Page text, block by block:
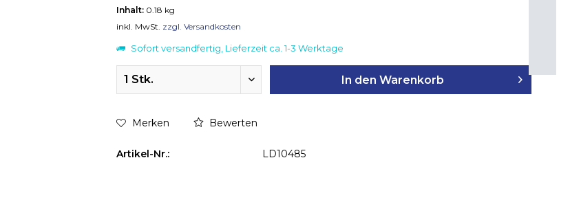
Inhalt: 0.18 kg
inkl. MwSt. zzgl. Versandkosten
Sofort versandfertig, Lieferzeit ca. 1-3 Werktage
In den Warenkorb
Merken Bewerten
Artikel-Nr.: LD10485